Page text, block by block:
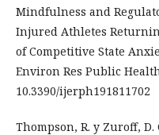
Mindfulness and
Injured Athletes
of Competitive State
Environ Res Public
10.3390/ijerph191811702
Thompson, R. y Zuroff, D.